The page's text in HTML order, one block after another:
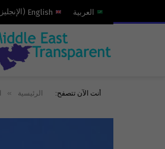
العربية English
(
أنت الآن تتصفح: الرئيسية »